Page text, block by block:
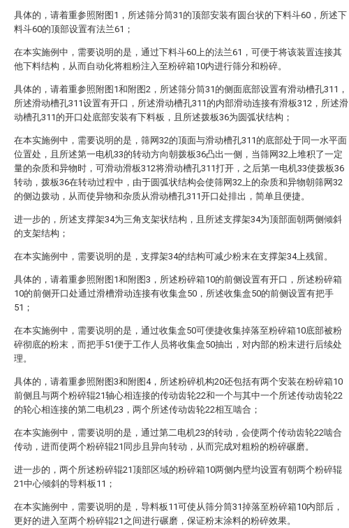
具体的，请着重参照附图1，所述筛分筒31的顶部安装有圆台状的下料斗60，所述下
料斗60的顶部设置有法兰61；
在本实施例中，需要说明的是，通过下料斗60上的法兰61，可便于将该装置连接其
他下料结构，从而自动化将粗粉注入至粉碎箱10内进行筛分和粉碎。
具体的，请着重参照附图1和附图2，所述筛分筒31的侧面底部设置有滑动槽孔311，
所述滑动槽孔311设置有开口，所述滑动槽孔311的内部滑动连接有滑板312，所述滑
动槽孔311的开口处底部安装有下料板，且所述拨板36为圆弧状结构；
在本实施例中，需要说明的是，筛网32的顶面与滑动槽孔311的底部处于同一水平面
位置处，且所述第一电机33的转动方向朝拨板36凸出一侧，当筛网32上堆积了一定
量的杂质和异物时，可滑动滑板312将滑动槽孔311打开，之后第一电机33使拨板36
转动，拨板36在转动过程中，由于圆弧状结构会使筛网32上的杂质和异物朝筛网32
的侧边拨动，从而使异物和杂质从滑动槽孔311开口处排出，简单且便捷。
进一步的，所述支撑架34为三角支架状结构，且所述支撑架34为顶部面朝两侧倾斜
的支架结构；
在本实施例中，需要说明的是，支撑架34的结构可减少粉末在支撑架34上残留。
具体的，请着重参照附图1和附图3，所述粉碎箱10的前侧设置有开口，所述粉碎箱
10的前侧开口处通过滑槽滑动连接有收集盒50，所述收集盒50的前侧设置有把手
51；
在本实施例中，需要说明的是，通过收集盒50可便捷收集掉落至粉碎箱10底部被粉
碎彻底的粉末，而把手51便于工作人员将收集盒50抽出，对内部的粉末进行后续处
理。
具体的，请着重参照附图3和附图4，所述粉碎机构20还包括有两个安装在粉碎箱10
前侧且与两个粉碎辊21轴心相连接的传动齿轮22和一个与其中一个所述传动齿轮22
的轮心相连接的第二电机23，两个所述传动齿轮22相互啮合；
在本实施例中，需要说明的是，通过第二电机23的转动，会使两个传动齿轮22啮合
传动，进而使两个粉碎辊21同步且异向转动，从而完成对粗粉的粉碎碾磨。
进一步的，两个所述粉碎辊21顶部区域的粉碎箱10两侧内壁均设置有朝两个粉碎辊
21中心倾斜的导料板11；
在本实施例中，需要说明的是，导料板11可使从筛分筒31掉落至粉碎箱10内部后，
更好的进入至两个粉碎辊21之间进行碾磨，保证粉末涂料的粉碎效果。